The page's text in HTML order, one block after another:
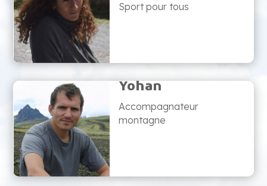
Sport pour tous
Yohan
Accompagnateur
montagne